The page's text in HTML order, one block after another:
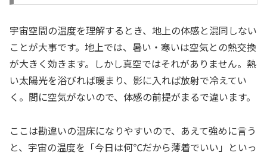
宇宙空間の温度を理解するとき、地上の体感と混同しない
ことが大事です。地上では、暑い・寒いは空気との熱交換
が大きく効きます。しかし真空ではそれがありません。熱
い太陽光を浴びれば暖まり、影に入れば放射で冷えてい
く。間に空気がないので、体感の前提がまるで違います。
ここは勘違いの温床になりやすいので、あえて強めに言う
と、宇宙の温度を「今日は何℃だから薄着でいい」といっ